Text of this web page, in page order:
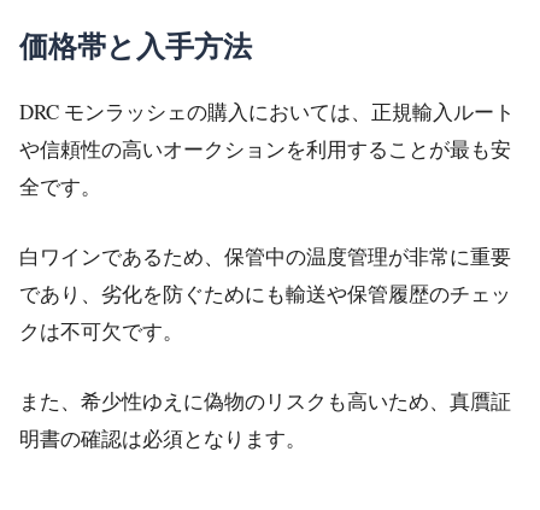
価格帯と入手方法
DRC モンラッシェの購入においては、正規輸入ルート
や信頼性の高いオークションを利用することが最も安
全です。
白ワインであるため、保管中の温度管理が非常に重要
であり、劣化を防ぐためにも輸送や保管履歴のチェッ
クは不可欠です。
また、希少性ゆえに偽物のリスクも高いため、真贋証
明書の確認は必須となります。